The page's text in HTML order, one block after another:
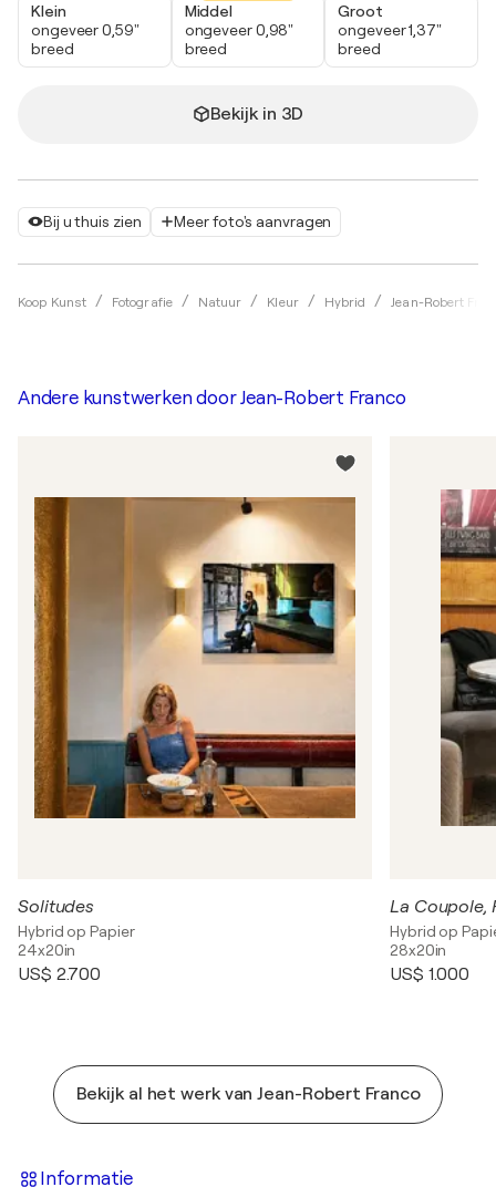
Bij u thuis zien Meer foto's aanvragen
Koop Kunst Fotografie Natuur Kleur Hybrid Jean-Robert
Klein
ongeveer 0,59"
breed
Middel
ongeveer 0,98"
breed
Groot
ongeveer 1,37"
breed
Bekijk in 3D
Andere kunstwerken doorJean-Robert Franco
Solitudes
Hybrid op Papier
24x20in
US$ 2.700
La Coupole,
Hybrid op
28x20in
US$ 1.000
Bekijk al het werk van Jean-Robert Franco
Informatie